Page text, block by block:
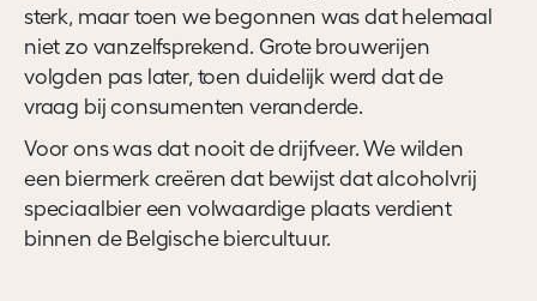
sterk, maar toen we begonnen was dat helemaal
niet zo vanzelfsprekend. Grote brouwerijen
volgden pas later, toen duidelijk werd dat de
vraag bij consumenten veranderde.
Voor ons was dat nooit de drijfveer. We wilden
een biermerk creëren dat bewijst dat alcoholvrij
speciaalbier een volwaardige plaats verdient
binnen de Belgische biercultuur.